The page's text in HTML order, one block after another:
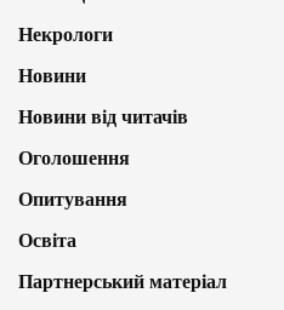
Некрологи
Новини
Новини від читачів
Оголошення
Опитування
Освіта
Партнерський матеріал